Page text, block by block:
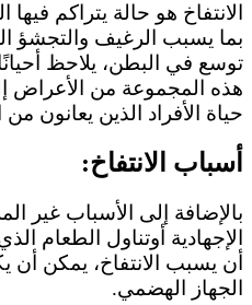
الانتفاخ هو حالة يتراكم فيها
بما يسبب الرغيف والتجشؤ
توسع في البطن، يلاحظ
هذه المجموعة من
حياة الأفراد الذين يعانون من
أسباب الانتفاخ:
بالإضافة إلى الأسباب غير
الإجهادية أوتناول الطعام
أن يسبب الانتفاخ، يمكن أن
الجهاز الهضمي.